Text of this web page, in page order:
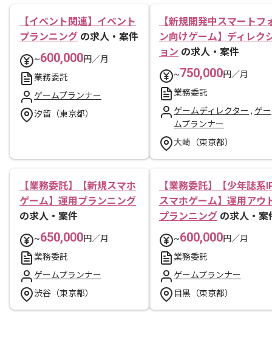
【イベント関連】イベント
プランニング の求人・案件
~600,000円／月
業務委託
ゲームプランナー
汐留（東京都）
【新規開発中スマートフ
ン向けゲーム】ディレク
ョン の求人・案件
~750,000円／月
業務委託
ゲームディレクター , ゲー
ムプランナー
大崎（東京都）
【業務委託】【新規スマホ
ゲーム】運用プランニング
の求人・案件
~650,000円／月
業務委託
ゲームプランナー
渋谷（東京都）
【業務委託】【少年誌系
スマホゲーム】運用アウ
プランニング の求人・案
~600,000円／月
業務委託
ゲームプランナー
目黒（東京都）